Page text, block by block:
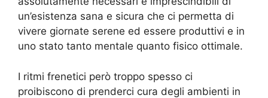
un’esistenza sana e sicura che ci permetta di
vivere giornate serene ed essere produttivi e in
uno stato tanto mentale quanto fisico ottimale.
I ritmi frenetici però troppo spesso ci
proibiscono di prenderci cura degli ambienti in